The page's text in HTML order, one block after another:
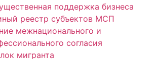
поддержка бизнеса
реестр субъектов МСП
межнационального и
согласия
мигранта